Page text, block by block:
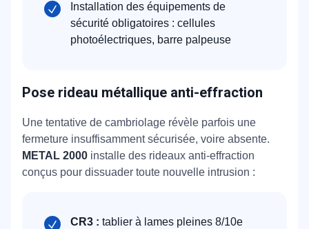
Installation des équipements de
sécurité obligatoires : cellules
photoélectriques, barre palpeuse
Pose rideau métallique anti-effraction
Une tentative de cambriolage révèle parfois une
fermeture insuffisamment sécurisée, voire absente.
METAL 2000 installe des rideaux anti-effraction
conçus pour dissuader toute nouvelle intrusion :
CR3 : tablier à lames pleines 8/10e